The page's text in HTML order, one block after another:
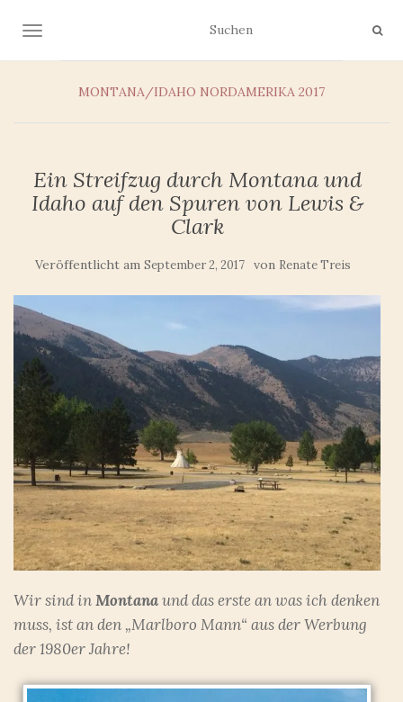
NAVIGATION UMSCHALTEN
MONTANA/IDAHO NORDAMERIKA 2017
Ein Streifzug durch Montana und
Idaho auf den Spuren von Lewis &
Clark
Veröffentlicht am September 2, 2017 von Renate Treis
Wir sind inMontanaund das erste an was ich denken
muss, ist an den „Marlboro Mann“ aus der Werbung
der 1980er Jahre!